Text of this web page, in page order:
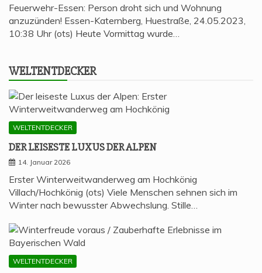
Feuerwehr-Essen: Person droht sich und Wohnung
anzuzünden! Essen-Katernberg, Huestraße, 24.05.2023,
10:38 Uhr (ots) Heute Vormittag wurde…
WELT­ENT­DE­CKER
WELTENTDECKER
DER LEI­SES­TE LUXUS DER ALPEN
14. Januar 2026
Erster Winterweitwanderweg am Hochkönig
Villach/Hochkönig (ots) Viele Menschen sehnen sich im
Winter nach bewusster Abwechslung. Stille…
WELTENTDECKER